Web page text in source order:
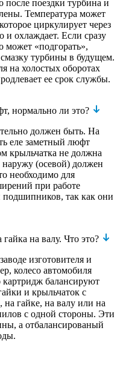
поездки турбина и
Температура может
циркулирует через
и охлаждает. Если сразу
может «подгорать»,
турбины в будущем.
на холостых оборотах
ее срок службы.
нормально ли это?
должен быть. На
еле заметный люфт
крыльчатка не должна
наружу (осевой) должен
необходимо для
при работе
так как они
на валу. Что это?
изготовителя и
колесо автомобиля
картридж балансируют
и крыльчаток с
гайке, на валу или на
с одной стороны. Эти
а отбалансированый